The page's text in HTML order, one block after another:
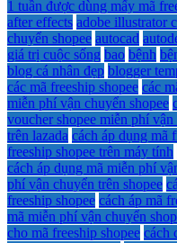
1 tuần được dùng mấy mã
after effects adobe illustrator
chuyển shopee autocad
giá trị cuộc sống bao bệnh
blog cá nhân đẹp blogger
các mã freeship shopee các
miễn phí vận chuyển shopee
voucher shopee miễn phí vận
trên lazada cách áp dụng mã
freeship shopee trên máy tính
cách áp dụng mã miễn phí
phí vận chuyển trên shopee
freeship shopee cách áp mã
mã miễn phí vận chuyển
cho mã freeship shopee cách